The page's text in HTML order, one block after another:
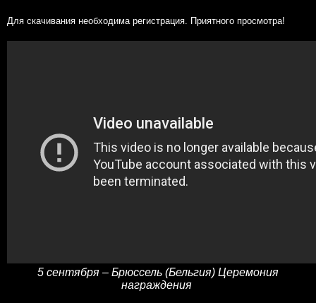
Для скачивания необходима регистрация. Приятного просмотра!
5 сентября – Брюссель (Бельгия) Церемония
награждения